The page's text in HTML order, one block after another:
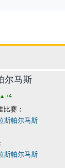
尔马斯
+4
比赛：
斯帕尔马斯
斯帕尔马斯